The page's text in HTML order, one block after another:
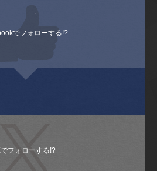
でフォローする!?
フォローする!?